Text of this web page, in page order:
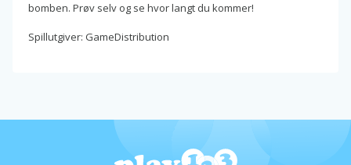
bomben. Prøv selv og se hvor langt du kommer!
Spillutgiver: GameDistribution